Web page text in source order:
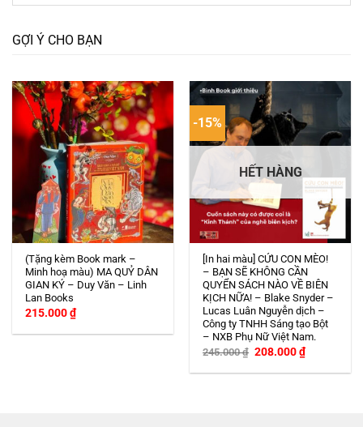
GỢI Ý CHO BẠN
(Tặng kèm Book mark –
Minh hoạ màu) MA QUỶ DÂN
GIAN KÝ – Duy Văn – Linh
Lan Books
215.000₫
-15%
HẾT HÀNG
[In hai màu] CỨU CON MÈO!
– BẠN SẼ KHÔNG CẦN
QUYỂN SÁCH NÀO VỀ BIÊN
KỊCH NỮA! – Blake Snyder –
Lucas Luân Nguyễn dịch –
Công ty TNHH Sáng tạo Bột
– NXB Phụ Nữ Việt Nam.
245.000₫ Giá
là:
208.000₫Giá
hiện
tại